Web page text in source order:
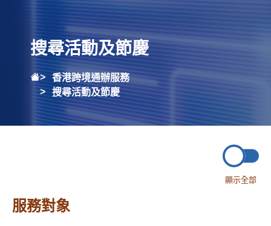
搜尋活動及節慶
香港跨境通辦服務
搜尋活動及節慶
顯示全部
服務對象